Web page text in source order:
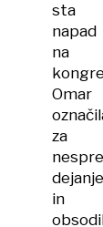
sta
napad
na
Omar
za
dejanje
in